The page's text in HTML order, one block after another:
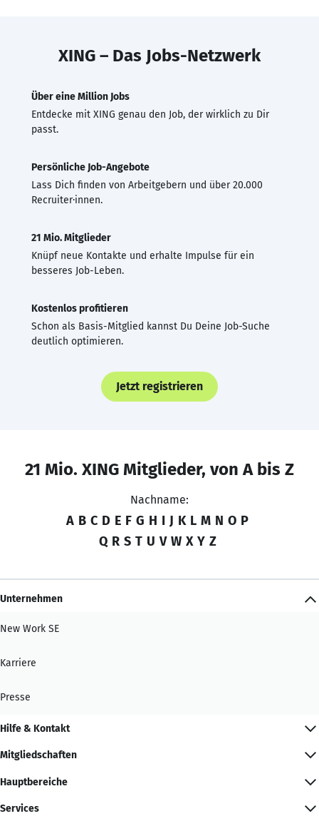
XING – Das Jobs-Netzwerk
Über eine Million Jobs
Entdecke mit XING genau den Job, der wirklich zu Dir
passt.
Persönliche Job-Angebote
Lass Dich finden von Arbeitgebern und über 20.000
Recruiter·innen.
21 Mio. Mitglieder
Knüpf neue Kontakte und erhalte Impulse für ein
besseres Job-Leben.
Kostenlos profitieren
Schon als Basis-Mitglied kannst Du Deine Job-Suche
deutlich optimieren.
Jetzt registrieren
21 Mio. XING Mitglieder, von A bis Z
Nachname:
A B C D E F G H I J K L M N O P
Q R S T U V W X Y Z
Unternehmen
New Work SE
Karriere
Presse
Hilfe & Kontakt
Mitgliedschaften
Hauptbereiche
Services